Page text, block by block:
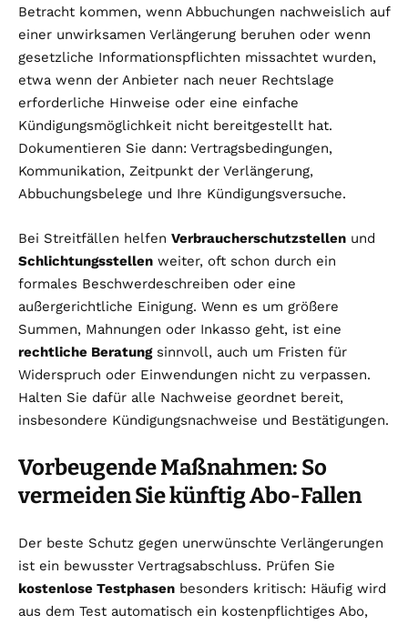
Betracht kommen, wenn Abbuchungen nachweislich auf
einer unwirksamen Verlängerung beruhen oder wenn
gesetzliche Informationspflichten missachtet wurden,
etwa wenn der Anbieter nach neuer Rechtslage
erforderliche Hinweise oder eine einfache
Kündigungsmöglichkeit nicht bereitgestellt hat.
Dokumentieren Sie dann: Vertragsbedingungen,
Kommunikation, Zeitpunkt der Verlängerung,
Abbuchungsbelege und Ihre Kündigungsversuche.
Bei Streitfällen helfen Verbraucherschutzstellen und
Schlichtungsstellen weiter, oft schon durch ein
formales Beschwerdeschreiben oder eine
außergerichtliche Einigung. Wenn es um größere
Summen, Mahnungen oder Inkasso geht, ist eine
rechtliche Beratungsinnvoll, auch um Fristen für
Widerspruch oder Einwendungen nicht zu verpassen.
Halten Sie dafür alle Nachweise geordnet bereit,
insbesondere Kündigungsnachweise und Bestätigungen.
Vorbeugende Maßnahmen: So
vermeiden Sie künftig Abo-Fallen
Der beste Schutz gegen unerwünschte Verlängerungen
ist ein bewusster Vertragsabschluss. Prüfen Sie
kostenlose Testphasen besonders kritisch: Häufig wird
aus dem Test automatisch ein kostenpflichtiges Abo,